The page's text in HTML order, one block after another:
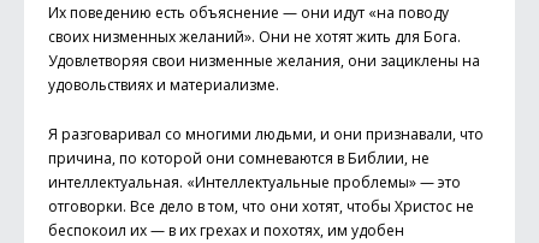
Их поведению есть объяснение — они идут «на поводу
своих низменных желаний». Они не хотят жить для Бога.
Удовлетворяя свои низменные желания, они зациклены на
удовольствиях и материализме.
Я разговаривал со многими людьми, и они признавали, что
причина, по которой они сомневаются в Библии, не
интеллектуальная. «Интеллектуальные проблемы» — это
отговорки. Все дело в том, что они хотят, чтобы Христос не
беспокоил их — в их грехах и похотях, им удобен